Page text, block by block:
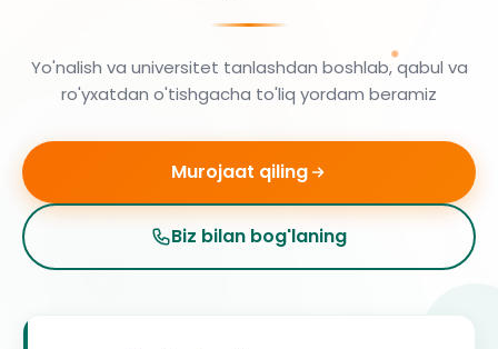
Yo'nalish va universitet tanlashdan boshlab, qabul va
ro'yxatdan o'tishgacha to'liq yordam beramiz
Murojaat qiling
Biz bilan bog'laning